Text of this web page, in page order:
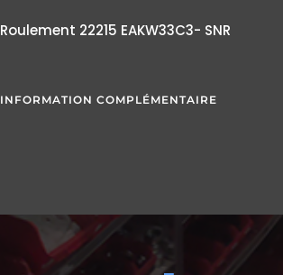
Roulement 22215 EAKW33C3- SNR
INFORMATION COMPLÉMENTAIRE